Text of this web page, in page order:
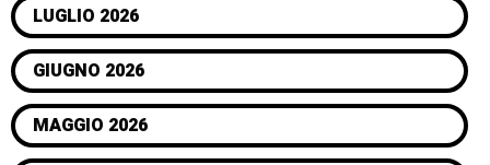
LUGLIO 2026
GIUGNO 2026
MAGGIO 2026